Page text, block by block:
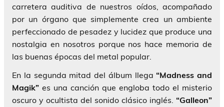
carretera auditiva de nuestros oídos, acompañado
por un órgano que simplemente crea un ambiente
perfeccionado de pesadez y lucidez que produce una
nostalgia en nosotros porque nos hace memoria de
las buenas épocas del metal popular.
En la segunda mitad del álbum llega“Madness and
Magik” es una canción que engloba todo el misterio
oscuro y ocultista del sonido clásico inglés. “Galleon”